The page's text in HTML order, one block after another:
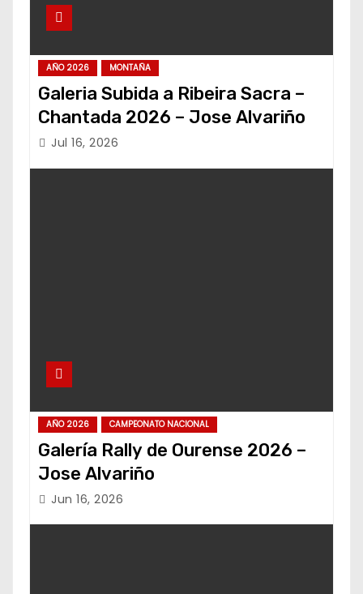
AÑO 2026 MONTAÑA
Galeria Subida a Ribeira Sacra –
Chantada 2026 – Jose Alvariño
Jul 16, 2026
AÑO 2026 CAMPEONATO NACIONAL
Galería Rally de Ourense 2026 –
Jose Alvariño
Jun 16, 2026